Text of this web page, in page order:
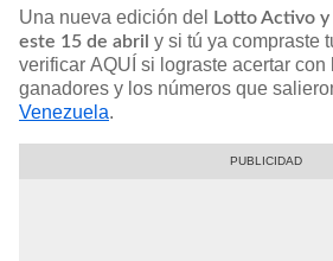
Una nueva edición del Lotto Activo
este 15 de abril y si tú ya compraste
verificar AQUÍ si lograste acertar
ganadores y los números que
Venezuela.